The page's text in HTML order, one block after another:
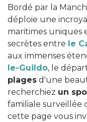
Bordé par la
déploie une
maritimes uniques
secrètes entre le
aux immenses
le-Guildo, le
plages d'une
recherchiez un
familiale surveillée
cette page vous